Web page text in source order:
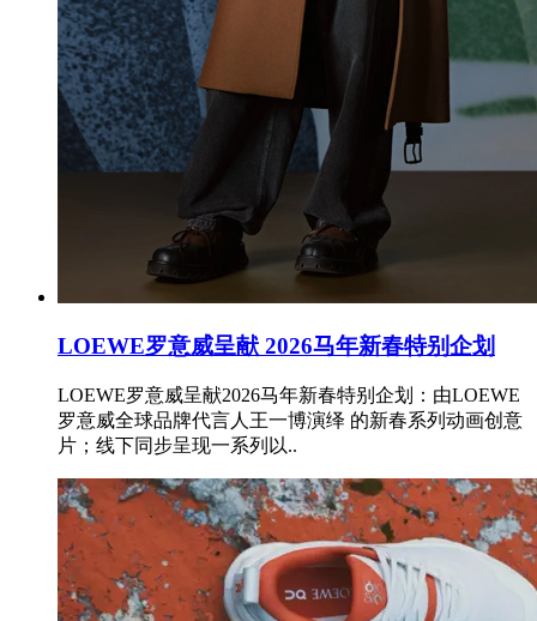
LOEWE罗意威呈献 2026马年新春特别企划
LOEWE罗意威呈献2026马年新春特别企划：由LOEWE
罗意威全球品牌代言人王一博演绎 的新春系列动画创意
片；线下同步呈现一系列以..